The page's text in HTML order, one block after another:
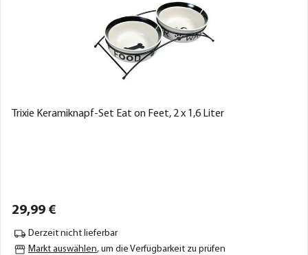
Trixie Keramiknapf-Set Eat on Feet, 2 x 1,6 Liter
29,99 €
Derzeit nicht lieferbar
Markt auswählen, um die Verfügbarkeit zu prüfen